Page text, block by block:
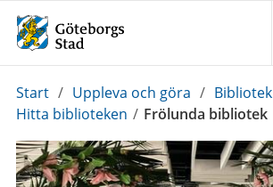
Du
är
Start / Uppleva och göra / Bibliotek
Hitta biblioteken / Frölunda bibliotek